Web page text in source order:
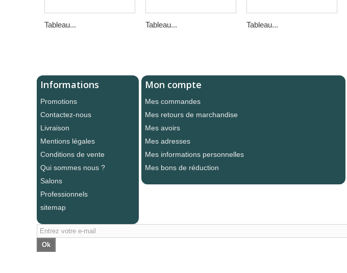
Tableau... Tableau... Tableau...
Informations
Promotions
Contactez-nous
Livraison
Mentions légales
Conditions de vente
Qui sommes nous ?
Salons
Professionnels
sitemap
Mon compte
Mes commandes
Mes retours de marchandise
Mes avoirs
Mes adresses
Mes informations personnelles
Mes bons de réduction
Ok